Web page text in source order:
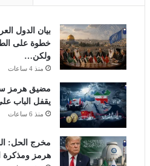
بيان الدول
خطوة على
ولكن…
منذ 4 ساعات
مضيق هرمز
يقفل الباب
منذ 6 ساعات
مخرج الحل:
هرمز ومذكرة